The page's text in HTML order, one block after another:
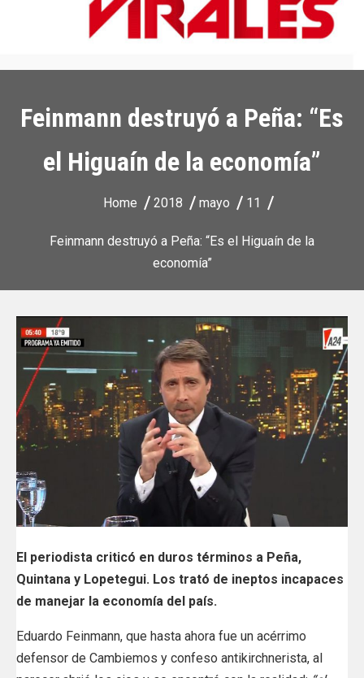
Feinmann destruyó a Peña: “Es
el Higuaín de la economía”
Home 2018 mayo 11
Feinmann destruyó a Peña: “Es el Higuaín de la
economía”
El periodista criticó en duros términos a Peña,
Quintana y Lopetegui. Los trató de ineptos incapaces
de manejar la economía del país.
Eduardo Feinmann, que hasta ahora fue un acérrimo
defensor de Cambiemos y confeso antikirchnerista, al